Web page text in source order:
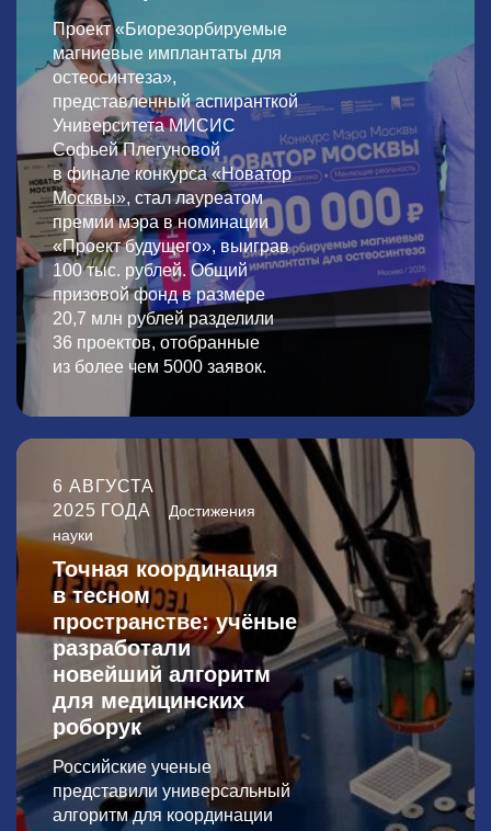
Проект «Биорезорбируемые
магниевые имплантаты для
остеосинтеза»,
представленный аспиранткой
Университета МИСИС
Софьей Плегуновой
в финале конкурса«Новатор
Москвы», стал лауреатом
премии мэра в номинации
«Проект будущего», выиграв
100 тыс. рублей. Общий
призовой фонд в размере
20,7 млн рублей разделили
36 проектов, отобранные
из более чем 5000 заявок.
6 АВГУСТА
2025 ГОДА
Достижения
науки
Точная координация
в тесном
пространстве: учёные
разработали
новейший алгоритм
для медицинских
роборук
Российские ученые
представили универсальный
алгоритм для координации